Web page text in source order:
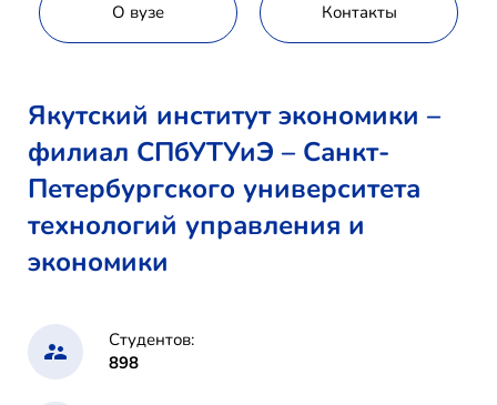
О вузе Контакты
Якутский институт экономики –
филиал СПбУТУиЭ – Санкт-
Петербургского университета
технологий управления и
экономики
Студентов:
898